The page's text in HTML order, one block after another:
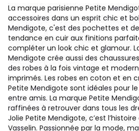
La marque parisienne Petite
accessoires dans un esprit chic et
Mendigote, c'est des pochettes et
tendance en cuir aux finitions
compléter un look chic et glamour.
Mendigote crée aussi des
des robes à la fois vintage et
imprimés. Les robes en coton et en
Petite Mendigote sont idéales pour
entre amis. La marque Petite
raffinées à retrouver dans tous les
Jolie Petite Mendigote, c’est
Vasselin. Passionnée par la mode,